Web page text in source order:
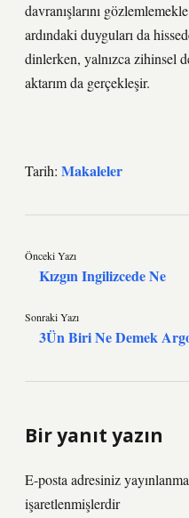
davranışlarını
ardındaki duyguları da
dinlerken, yalnızca zihinsel
aktarım da gerçekleşir.
Tarih: Makaleler
Önceki Yazı
Kızgın Ingilizcede Ne
Sonraki Yazı
3Ün Biri Ne Demek
Bir yanıt yazın
E-posta adresiniz
işaretlenmişlerdir